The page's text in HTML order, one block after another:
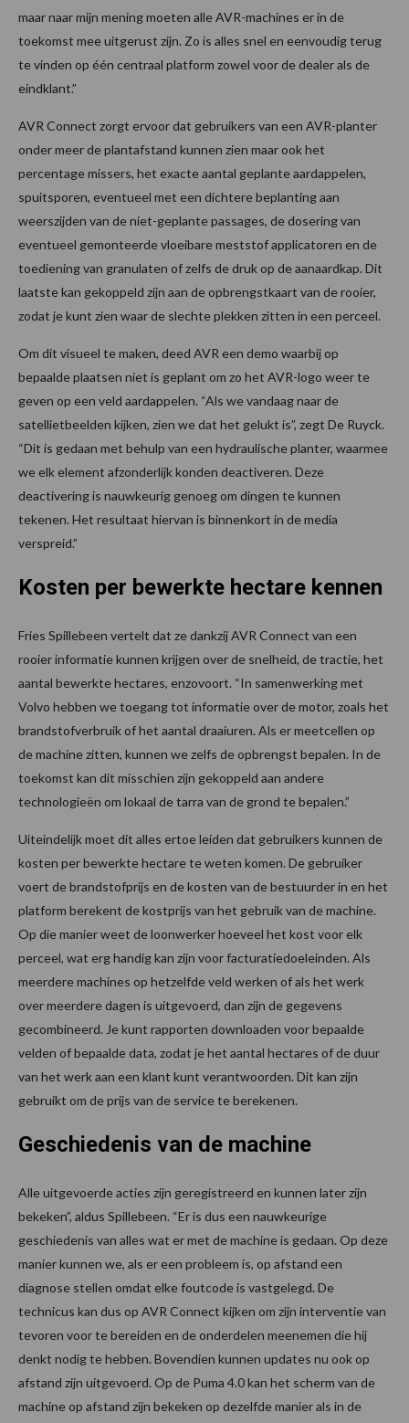
maar naar mijn mening moeten alle AVR-machines er in de
toekomst mee uitgerust zijn. Zo is alles snel en eenvoudig terug
te vinden op één centraal platform zowel voor de dealer als de
eindklant.”
AVR Connect zorgt ervoor dat gebruikers van een AVR-planter
onder meer de plantafstand kunnen zien maar ook het
percentage missers, het exacte aantal geplante aardappelen,
spuitsporen, eventueel met een dichtere beplanting aan
weerszijden van de niet-geplante passages, de dosering van
eventueel gemonteerde vloeibare meststof applicatoren en de
toediening van granulaten of zelfs de druk op de aanaardkap. Dit
laatste kan gekoppeld zijn aan de opbrengstkaart van de rooier,
zodat je kunt zien waar de slechte plekken zitten in een perceel.
Om dit visueel te maken, deed AVR een demo waarbij op
bepaalde plaatsen niet is geplant om zo het AVR-logo weer te
geven op een veld aardappelen. “Als we vandaag naar de
satellietbeelden kijken, zien we dat het gelukt is”, zegt De Ruyck.
“Dit is gedaan met behulp van een hydraulische planter, waarmee
we elk element afzonderlijk konden deactiveren. Deze
deactivering is nauwkeurig genoeg om dingen te kunnen
tekenen. Het resultaat hiervan is binnenkort in de media
verspreid.”
Kosten per bewerkte hectare kennen
Fries Spillebeen vertelt dat ze dankzij AVR Connect van een
rooier informatie kunnen krijgen over de snelheid, de tractie, het
aantal bewerkte hectares, enzovoort. “In samenwerking met
Volvo hebben we toegang tot informatie over de motor, zoals het
brandstofverbruik of het aantal draaiuren. Als er meetcellen op
de machine zitten, kunnen we zelfs de opbrengst bepalen. In de
toekomst kan dit misschien zijn gekoppeld aan andere
technologieën om lokaal de tarra van de grond te bepalen.”
Uiteindelijk moet dit alles ertoe leiden dat gebruikers kunnen de
kosten per bewerkte hectare te weten komen. De gebruiker
voert de brandstofprijs en de kosten van de bestuurder in en het
platform berekent de kostprijs van het gebruik van de machine.
Op die manier weet de loonwerker hoeveel het kost voor elk
perceel, wat erg handig kan zijn voor facturatiedoeleinden. Als
meerdere machines op hetzelfde veld werken of als het werk
over meerdere dagen is uitgevoerd, dan zijn de gegevens
gecombineerd. Je kunt rapporten downloaden voor bepaalde
velden of bepaalde data, zodat je het aantal hectares of de duur
van het werk aan een klant kunt verantwoorden. Dit kan zijn
gebruikt om de prijs van de service te berekenen.
Geschiedenis van de machine
Alle uitgevoerde acties zijn geregistreerd en kunnen later zijn
bekeken”, aldus Spillebeen. “Er is dus een nauwkeurige
geschiedenis van alles wat er met de machine is gedaan. Op deze
manier kunnen we, als er een probleem is, op afstand een
diagnose stellen omdat elke foutcode is vastgelegd. De
technicus kan dus op AVR Connect kijken om zijn interventie van
tevoren voor te bereiden en de onderdelen meenemen die hij
denkt nodig te hebben. Bovendien kunnen updates nu ook op
afstand zijn uitgevoerd. Op de Puma 4.0 kan het scherm van de
machine op afstand zijn bekeken op dezelfde manier als in de